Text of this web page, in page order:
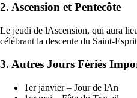
2. Ascension et Pentecôte
Le jeudi de lAscension, qui aura
célébrant la descente du Saint-
3. Autres Jours Fériés
1er janvier – Jour de lAn